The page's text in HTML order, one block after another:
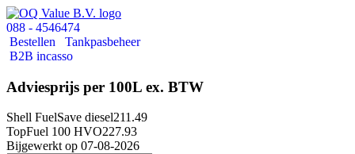
088 - 4546474
Bestellen
Tankpasbeheer
B2B incasso
Adviesprijs per 100L ex. BTW
Shell FuelSave diesel211.49
TopFuel 100 HVO227.93
Bijgewerkt op 07-08-2026